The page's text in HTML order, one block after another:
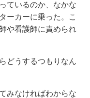
ているのか、なかな
ーカーに乗った。こ
や看護師に責められ
どうするつもりなん
みなければわからな